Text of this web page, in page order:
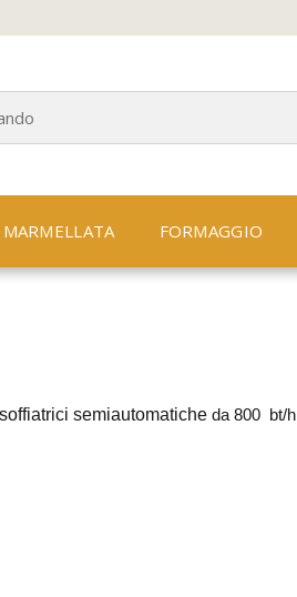
MARMELLATA FORMAGGIO
semiautomatiche da 800 bt/h